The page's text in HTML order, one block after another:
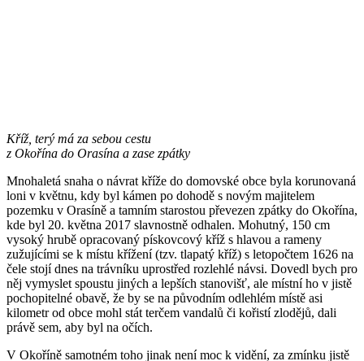
Kříž, terý má za sebou cestu
z Okořína do Orasína a zase zpátky
Mnohaletá snaha o návrat kříže do domovské obce byla korunovaná
loni v květnu, kdy byl kámen po dohodě s novým majitelem
pozemku v Orasíně a tamním starostou převezen zpátky do Okořína,
kde byl 20. května 2017 slavnostně odhalen. Mohutný, 150 cm
vysoký hrubě opracovaný pískovcový kříž s hlavou a rameny
zužujícími se k místu křížení (tzv. tlapatý kříž) s letopočtem 1626 na
čele stojí dnes na trávníku uprostřed rozlehlé návsi. Dovedl bych pro
něj vymyslet spoustu jiných a lepších stanovišť, ale místní ho v jistě
pochopitelné obavě, že by se na původním odlehlém místě asi
kilometr od obce mohl stát terčem vandalů či kořistí zlodějů, dali
právě sem, aby byl na očích.
V Okoříně samotném toho jinak není moc k vidění, za zmínku jistě